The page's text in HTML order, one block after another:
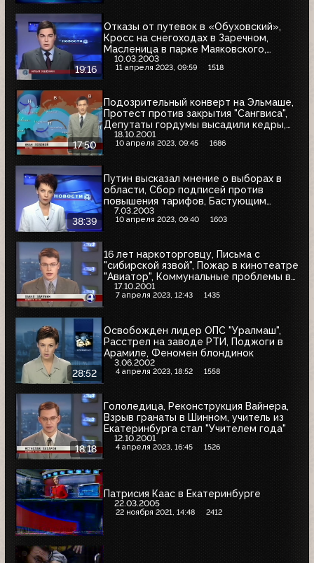
19:16
Отказы от путевок в «Обуховский»,
Кросс на снегоходах в Заречном,
Масленица в парке Маяковского,
Выставка кактусов
10.03.2003
11 апреля 2023, 09:59 1518
17:50
Подозрительный конверт на Эльмаше,
Протест против закрытия "Сангвиса",
Депутаты гордумы высадили кедры,
Операция по удалению аденомы
предстательной железы
18.10.2001
10 апреля 2023, 09:45 1686
38:39
Путин высказал мнение о выборах в
области, Сбор подписей против
повышения тарифов, Бастующим
коммунальщикам выделено
полмиллиона
7.03.2003
10 апреля 2023, 09:40 1603
16 лет наркоторговцу, Письма с
"сибирской язвой", Пожар в кинотеатре
"Авиатор", Коммунальные проблемы в
Калиновском
17.10.2001
7 апреля 2023, 12:43 1435
28:52
Освобожден лидер ОПС "Уралмаш",
Расстрел на заводе РТИ, Поджоги в
Арамиле, Феномен блондинок
3.06.2002
4 апреля 2023, 18:52 1558
18:18
Гололедица, Реконструкция Вайнера,
Взрыв гранаты в Шинном, учитель из
Екатеринбурга стал "Учителем года"
12.10.2001
4 апреля 2023, 16:45 1526
Патрисия Каас в Екатеринбурге
22.03.2005
22 ноября 2021, 14:48 2412